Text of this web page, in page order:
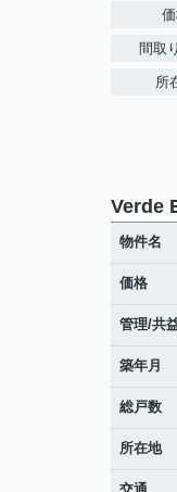
間取
所
Verde
物件名
価格
管理/共
築年月
総戸数
所在地